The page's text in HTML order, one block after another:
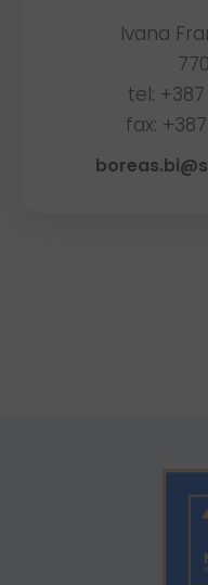
Ivana
tel:
fax: